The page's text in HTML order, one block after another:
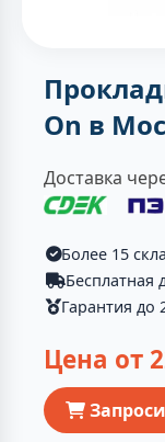
On в
Доставка
Более 15
Бесплатная
Гарантия до
Цена от